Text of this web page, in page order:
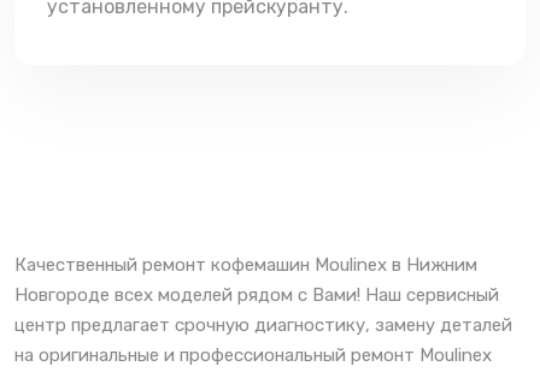
установленному прейскуранту.
Качественный ремонт кофемашин Moulinex в Нижним
Новгороде всех моделей рядом с Вами! Наш сервисный
центр предлагает срочную диагностику, замену деталей
на оригинальные и профессиональный ремонт Moulinex